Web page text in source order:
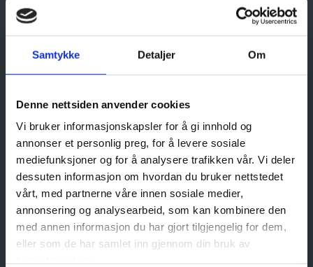
Samtykke Detaljer Om
Denne nettsiden anvender cookies
Vi bruker informasjonskapsler for å gi innhold og
annonser et personlig preg, for å levere sosiale
mediefunksjoner og for å analysere trafikken vår. Vi deler
dessuten informasjon om hvordan du bruker nettstedet
vårt, med partnerne våre innen sosiale medier,
annonsering og analysearbeid, som kan kombinere den
med annen informasjon du har gjort tilgjengelig for dem,
eller som de har samlet inn gjennom din bruk av
 611 64 698
 post@farasengen.no
Åpningstider
Søndag
Stengt
Mandag - Onsdag
Torsdag - Fredag
09:00 - 16:30
Lørdag
Sosiale medier